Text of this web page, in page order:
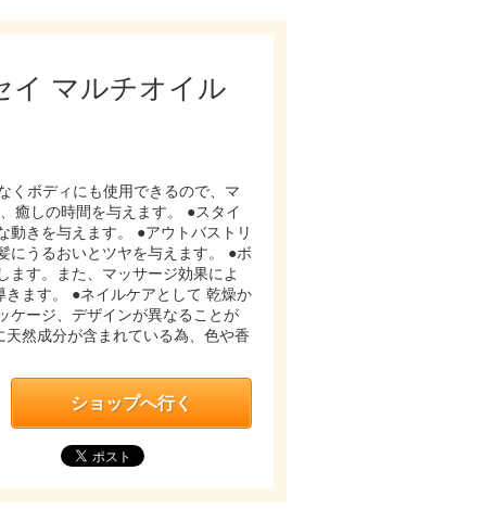
イ マルチオイル
くボディにも使用できるので、マ
癒しの時間を与えます。 ●スタイ
動きを与えます。 ●アウトバストリ
にうるおいとツヤを与えます。 ●ボ
ます。また、マッサージ効果によ
ます。 ●ネイルケアとして 乾燥か
ケージ、デザインが異なることが
然成分が含まれている為、色や香
ショップへ行く